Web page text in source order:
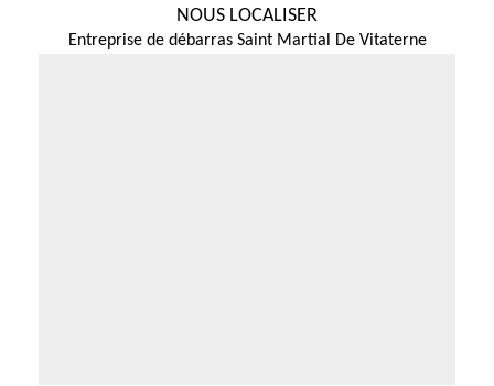
NOUS LOCALISER
Entreprise de débarras Saint Martial De Vitaterne